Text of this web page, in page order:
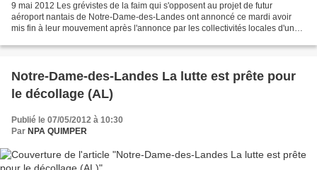
9 mai 2012 Les grévistes de la faim qui s'opposent au projet de futur
aéroport nantais de Notre-Dame-des-Landes ont annoncé ce mardi avoir
mis fin à leur mouvement après l'annonce par les collectivités locales d'une
Notre-Dame-des-Landes La lutte est prête pour
le décollage (AL)
Publié le 07/05/2012 à 10:30
Par NPA QUIMPER